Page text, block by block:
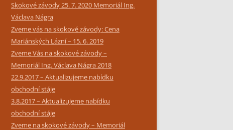
Skokové závody 25. 7. 2020 Memoriál Ing.
Václava Nágra
Zveme vás na skokové závody: Cena
Mariánských Lázní – 15. 6. 2019
Zveme Vás na skokové závody –
Memoriál Ing. Václava Nágra 2018
22.9.2017 – Aktualizujeme nabídku
obchodní stáje
3.8.2017 – Aktualizujeme nabídku
obchodní stáje
Zveme na skokové závody – Memoriál